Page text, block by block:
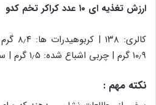
ارزش تغذیه ای ۱۰ عدد کراکر تخم کدو
۱۰٫۹ گرم | چربی اشباع شده: ۱٫۵ گرم | سدیم: ۱۱۹mg | فیبر: ۰٫۷ گرم
نکته مهم :